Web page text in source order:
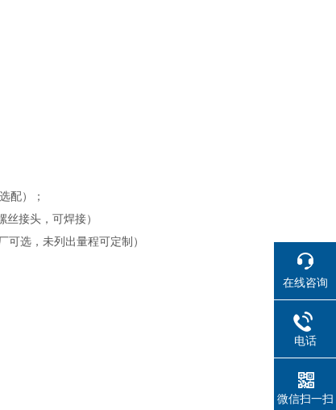
配）；
接头，可焊接）
可选，未列出量程可定制）
在线咨询
电话
微信扫一扫